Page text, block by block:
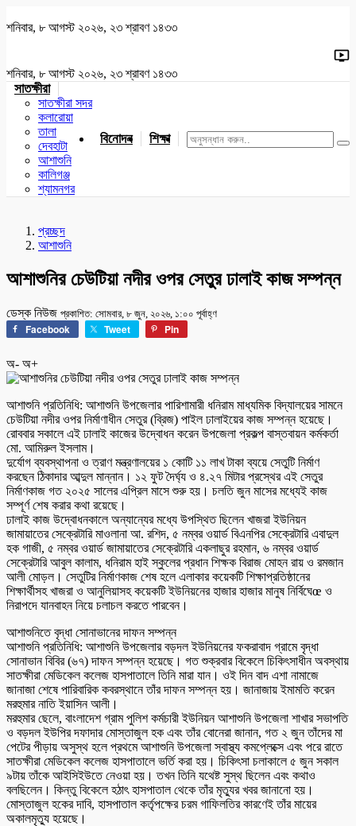
শনিবার, ৮ আগস্ট ২০২৬, ২৩ শ্রাবণ ১৪৩৩
শনিবার, ৮ আগস্ট ২০২৬, ২৩ শ্রাবণ ১৪৩৩
সাতক্ষীরা
সাতক্ষীরা সদর
কলারোয়া
তালা
দেবহাটা
আশাশুনি
কালিগঞ্জ
শ্যামনগর
বিনোদন শিক্ষা খেলাধুলা জাতীয় যশোর
প্রচ্ছদ
আশাশুনি
আশাশুনির চেউটিয়া নদীর ওপর সেতুর ঢালাই কাজ সম্পন্ন
ডেস্ক নিউজ প্রকাশিত: সোমবার, ৮ জুন, ২০২৬, ১:০০ পূর্বাহ্ণ
Facebook Tweet Pin
অ- অ+
আশাশুনি প্রতিনিধি: আশাশুনি উপজেলার পারিশামারী ধনিরাম মাধ্যমিক বিদ্যালয়ের সামনে
চেউটিয়া নদীর ওপর নির্মাণাধীন সেতুর (ব্রিজ) পাইল ঢালাইয়ের কাজ সম্পন্ন হয়েছে।
রোববার সকালে এই ঢালাই কাজের উদ্বোধন করেন উপজেলা প্রকল্প বাস্তবায়ন কর্মকর্তা
মো. আমিরুল ইসলাম।
দুর্যোগ ব্যবস্থাপনা ও ত্রাণ মন্ত্রণালয়ের ১ কোটি ১১ লাখ টাকা ব্যয়ে সেতুটি নির্মাণ
করছেন ঠিকাদার আব্দুল মান্নান। ১২ ফুট দৈর্ঘ্য ও ৪.২৭ মিটার প্রস্থের এই সেতুর
নির্মাণকাজ গত ২০২৫ সালের এপ্রিল মাসে শুরু হয়। চলতি জুন মাসের মধ্যেই কাজ
সম্পূর্ণ শেষ করার কথা রয়েছে।
ঢালাই কাজ উদ্বোধনকালে অন্যান্যের মধ্যে উপস্থিত ছিলেন খাজরা ইউনিয়ন
জামায়াতের সেক্রেটারি মাওলানা আ. রশিদ, ৫ নম্বর ওয়ার্ড বিএনপির সেক্রেটারি এবাদুল
হক গাজী, ৫ নম্বর ওয়ার্ড জামায়াতের সেক্রেটারি একলাছুর রহমান, ৬ নম্বর ওয়ার্ড
সেক্রেটারি আবুল কালাম, ধনিরাম হাই স্কুলের প্রধান শিক্ষক বিরাজ মোহন রায় ও রমজান
আলী মোড়ল। সেতুটির নির্মাণকাজ শেষ হলে এলাকার কয়েকটি শিক্ষাপ্রতিষ্ঠানের
শিক্ষার্থীসহ খাজরা ও আনুলিয়াসহ কয়েকটি ইউনিয়নের হাজার হাজার মানুষ নির্বিঘেœ ও
নিরাপদে যানবাহন নিয়ে চলাচল করতে পারবেন।
আশাশুনিতে বৃদ্ধা সোনাভানের দাফন সম্পন্ন
আশাশুনি প্রতিনিধি: আশাশুনি উপজেলার বড়দল ইউনিয়নের ফকরাবাদ গ্রামে বৃদ্ধা
সোনাভান বিবির (৬৭) দাফন সম্পন্ন হয়েছে। গত শুক্রবার বিকেলে চিকিৎসাধীন অবস্থায়
সাতক্ষীরা মেডিকেল কলেজ হাসপাতালে তিনি মারা যান। ওই দিন বাদ এশা নামাজে
জানাজা শেষে পারিবারিক কবরস্থানে তাঁর দাফন সম্পন্ন হয়। জানাজায় ইমামতি করেন
মরহুমার নাতি ইয়াসিন আলী।
মরহুমার ছেলে, বাংলাদেশ গ্রাম পুলিশ কর্মচারী ইউনিয়ন আশাশুনি উপজেলা শাখার সভাপতি
ও বড়দল ইউপির দফাদার মোস্তাজুল হক এবং তাঁর বোনেরা জানান, গত ২ জুন তাঁদের মা
পেটের পীড়ায় অসুস্থ হলে প্রথমে আশাশুনি উপজেলা স্বাস্থ্য কমপ্লেক্সে এবং পরে রাতে
সাতক্ষীরা মেডিকেল কলেজ হাসপাতালে ভর্তি করা হয়। চিকিৎসা চলাকালে ৫ জুন সকাল
৯টায় তাঁকে আইসিইউতে নেওয়া হয়। তখন তিনি যথেষ্ট সুস্থ ছিলেন এবং কথাও
বলছিলেন। কিন্তু বিকেলে হঠাৎ হাসপাতাল থেকে তাঁর মৃত্যুর খবর জানানো হয়।
মোস্তাজুল হকের দাবি, হাসপাতাল কর্তৃপক্ষের চরম গাফিলতির কারণেই তাঁর মায়ের
অকালমৃত্যু হয়েছে।